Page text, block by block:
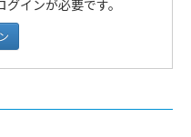
インが必要です。